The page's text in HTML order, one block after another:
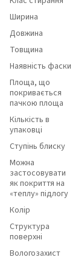
Ширина
Довжина
Товщина
Наявність фаски
Площа, що
покривається
пачкою площа
Кількість в
упаковці
Ступінь блиску
Можна
застосовувати
як покриття на
«теплу» підлогу
Колір
Структура
поверхні
Вологозахист